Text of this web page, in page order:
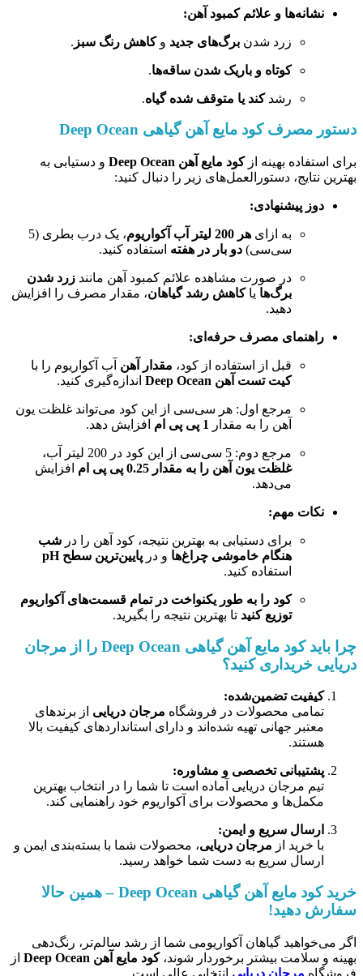
نشانه‌ها و علائم کمبود آهن:
زرد شدن برگ‌های جدید وکاهش رنگ سبز .
کوتاه و باریک شدن ساقه‌ها.
رشدکند یا متوقف شده گیاه.
دستور مصرف کود مایع آهن گیاهی Deep Ocean
برای استفاده بهینه ازکود مایع آهن Deep Ocean
و دستیابی به
بهترین نتایج، دستورالعمل‌های زیر را دنبال کنید:
دوز پیشنهادی:
به ازای هر 200 لیتر آب آکواریوم
، یک درب بطری (5
سی‌سی) دو بار در هفته استفاده کنید.
در صورت مشاهده علائم کمبود آهن مانند زرد شدن
برگ‌ها یاکاهش رشد گیاهان، مقدار مصرف را افزایش
دهید.
راهنمای مصرف حرفه‌ای:
قبل از استفاده از کود، مقدار آهن آب آکواریوم را با
کیت تست آهن Deep Ocean
اندازه‌گیری کنید.
مرجع اول: هر سی‌سی از این کود می‌تواند غلظت یون
آهن را به مقدار
1 پی پی ام افزایش دهد.
مرجع دوم: 5 سی‌سی از این کود در 200 لیتر آب،
غلظت یون آهن را به مقدار 0.25 پی پی ام
افزایش
می‌دهد.
نکات مهم:
برای دستیابی به بهترین نتیجه، کود آهن را در شب
هنگام خاموشی چراغ‌ها و در پایین‌ترین سطح pH
استفاده کنید.
کود را به طور یکنواخت در تمام قسمت‌های آکواریوم
توزیع کنید تا بهترین نتیجه را بگیرید.
چرا باید کود مایع آهن گیاهی Deep Ocean را از مرجان
دریایی خریداری کنید؟
کیفیت تضمین‌شده:
تمامی محصولات در فروشگاه مرجان دریایی از برندهای
معتبر جهانی تهیه شده‌اند و دارای استانداردهای کیفیت بالا
هستند.
پشتیبانی تخصصی و مشاوره:
تیم مرجان دریایی آماده است تا شما را در انتخاب بهترین
مکمل‌ها و محصولات برای آکواریوم خود راهنمایی کند.
ارسال سریع و ایمن:
با خرید از مرجان دریایی، محصولات شما با بسته‌بندی ایمن و
ارسال سریع به دست شما خواهد رسید.
خرید کود مایع آهن گیاهی Deep Ocean – همین حالا
سفارش دهید!
اگر می‌خواهید گیاهان آکواریومی شما از رشد سالم‌تر، رنگ‌دهی
بهینه و سلامت بیشتر برخوردار شوند،کود مایع آهن Deep Ocean
از
فروشگاه مرجان دریایی انتخابی عالی است.